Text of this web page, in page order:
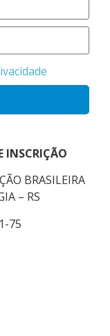
INSCRIÇÃO
BRASILEIRA
– RS
75